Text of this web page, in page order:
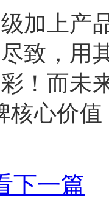
加上产
致，用
！而未
核心价
下一篇